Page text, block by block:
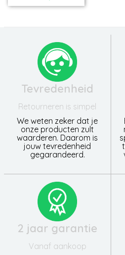
Tevredenheid
Retourneren is simpel
We weten zeker dat je
onze producten zult
waarderen. Daarom is
jouw tevredenheid
gegarandeerd.
2 jaar garantie
Vanaf aankoop